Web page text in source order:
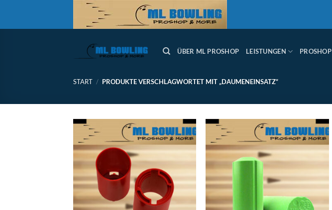
springen
ÜBER ML PROSHOP LEISTUNGEN PROSHOP
START / PRODUKTE VERSCHLAGWORTET MIT „DAUMENEINSATZ“